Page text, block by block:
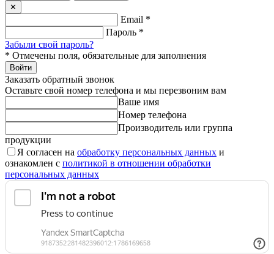
✕
Email *
Пароль *
Забыли свой пароль?
* Отмечены поля, обязательные для заполнения
Войти
Заказать обратный звонок
Оставьте свой номер телефона и мы перезвоним вам
Ваше имя
Номер телефона
Производитель или группа
продукции
Я согласен на обработку персональных данных и
ознакомлен с политикой в отношении обработки
персональных данных